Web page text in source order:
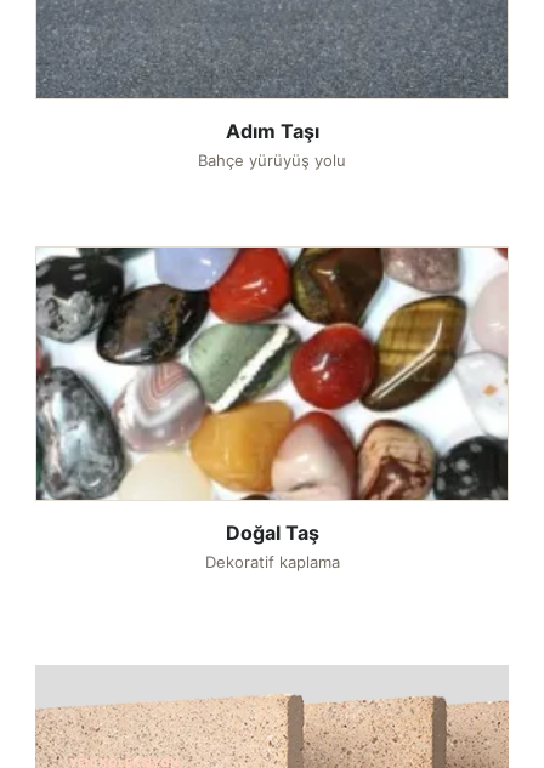
Adım Taşı
Bahçe yürüyüş yolu
Doğal Taş
Dekoratif kaplama
YENI KOLEKSIYON